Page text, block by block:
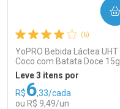
(6)
YoPRO Bebida Láctea UHT
Coco com Batata Doce 15g
de proteínas 250ml
Leve 3 itens por
R$6,33/cada
ou R$ 9,49/un
COMPRAR